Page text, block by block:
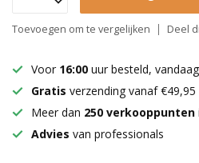
Toevoegen om te vergelijken Deel
Voor 16:00 uur besteld,
Gratis verzending vanaf €49,95
Meer dan 250 verkooppunten
Advies van professionals